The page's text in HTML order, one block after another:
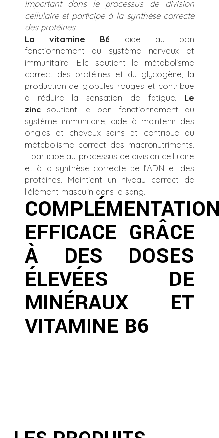
important dans le processus de division
cellulaire et participe à la synthèse correcte
des protéines.
La vitamine B6 aide au bon
fonctionnement du système nerveux et
immunitaire. Elle soutient le métabolisme
correct des protéines et du glycogène, la
production de globules rouges et contribue
à réduire la sensation de fatigue. Le
zincsoutient le bon fonctionnement du
système immunitaire, aide à maintenir des
ongles et cheveux sains et contribue au
métabolisme correct des macronutriments.
Il participe au processus de division cellulaire
et à la synthèse correcte de l’ADN et des
protéines. Maintient un niveau correct de
l’élément masculin dans le sang.
EFFICACE GRÂCE
À DES DOSES
ÉLEVÉES DE
MINÉRAUX ET
VITAMINE B6